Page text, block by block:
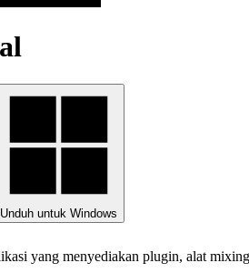
Unduh untuk Windows
yang menyediakan plugin, alat